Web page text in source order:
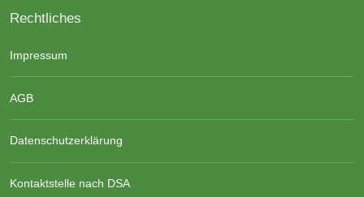
Rechtliches
Impressum
AGB
Datenschutzerklärung
Kontaktstelle nach DSA